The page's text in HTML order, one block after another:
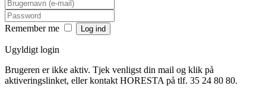
Remember me
Ugyldigt login
Brugeren er ikke aktiv. Tjek venligst din mail og klik på
aktiveringslinket, eller kontakt HORESTA på tlf. 35 24 80 80.